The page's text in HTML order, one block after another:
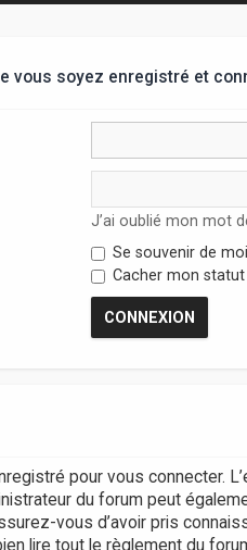
vous soyez enregistré et
J’ai oublié mon mot
Se souvenir de moi
Cacher mon
pour vous connecter.
du forum peut
vous d’avoir pris
lire tout le règlement du